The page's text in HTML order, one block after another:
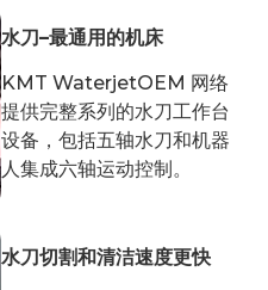
水刀–最通用的机床
KMT WaterjetOEM 网络
提供完整系列的水刀工作台
设备，包括五轴水刀和机器
人集成六轴运动控制。
水刀切割和清洁速度更快